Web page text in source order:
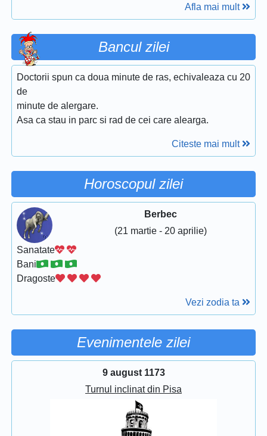
Afla mai mult
Bancul zilei
Doctorii spun ca doua minute de ras, echivaleaza cu 20
de
minute de alergare.
Asa ca stau in parc si rad de cei care alearga.
Citeste mai mult
Horoscopul zilei
Berbec
(21 martie - 20 aprilie)
Sanatate
Bani
Dragoste
Vezi zodia ta
Evenimentele zilei
9 august 1173
Turnul inclinat din Pisa